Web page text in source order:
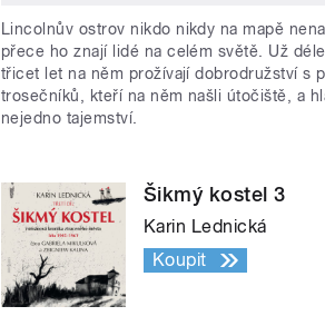
Lincolnův ostrov nikdo nikdy na mapě
přece ho znají lidé na celém světě. Už
třicet let na něm prožívají dobrodružství s
trosečníků, kteří na něm našli útočiště, a
nejedno tajemství.
Šikmý kostel 3
Karin Lednická
Koupit